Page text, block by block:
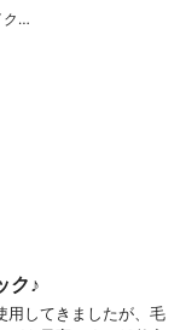
ク…
ク♪
用してきましたが、毛